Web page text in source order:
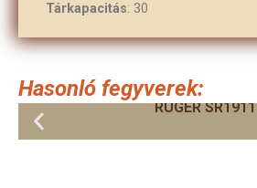
Tárkapacitás: 30
Hasonló fegyverek:
RUGER SR1911